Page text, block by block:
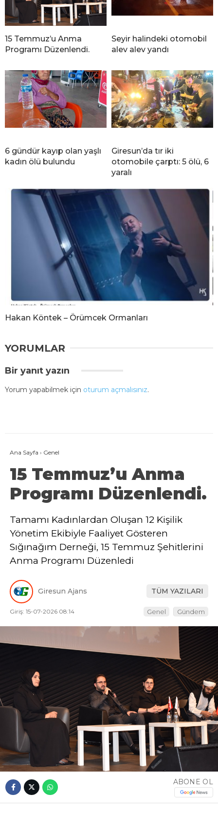
15 Temmuz’u Anma
Programı Düzenlendi.
Seyir halindeki otomobil
alev alev yandı
6 gündür kayıp olan yaşlı
kadın ölü bulundu
Giresun’da tır iki
otomobile çarptı: 5 ölü, 6
yaralı
Hakan Köntek – Örümcek Ormanları
YORUMLAR
Bir yanıt yazın
Yorum yapabilmek için oturum açmalısınız.
Ana Sayfa › Genel
15 Temmuz’u Anma
Programı Düzenlendi.
Tamamı Kadınlardan Oluşan 12 Kişilik
Yönetim Ekibiyle Faaliyet Gösteren
Sığınağım Derneği, 15 Temmuz Şehitlerini
Anma Programı Düzenledi
Giresun Ajans TÜM YAZILARI
Giriş: 15-07-2026 08:14 Genel Gündem
ABONE OL